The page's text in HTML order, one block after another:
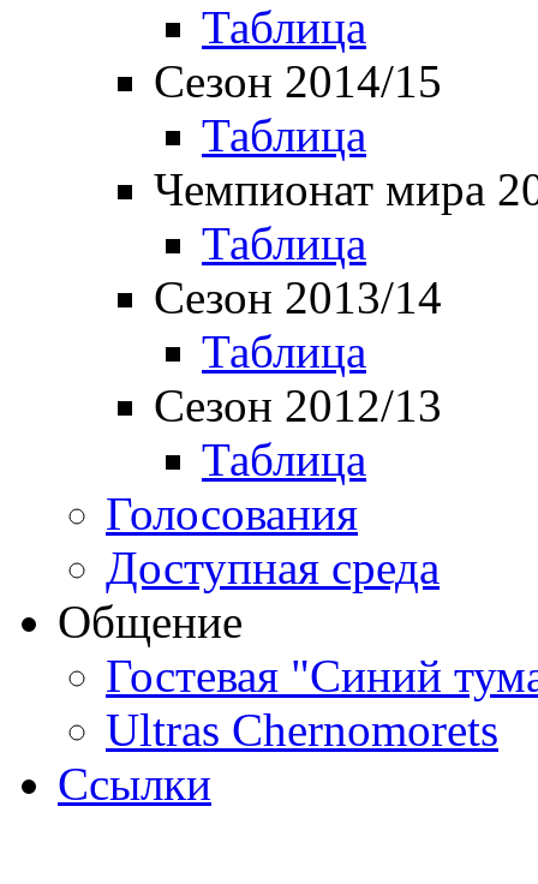
Таблица
Сезон 2014/15
Таблица
Чемпионат мира
Таблица
Сезон 2013/14
Таблица
Сезон 2012/13
Таблица
Голосования
Доступная среда
Общение
Гостевая "Синий
Ultras Chernomorets
Ссылки